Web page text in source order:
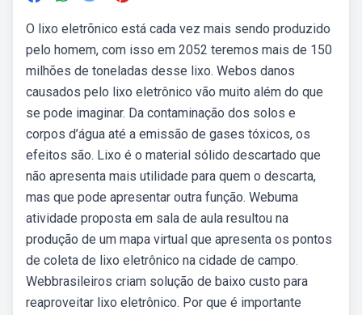
O lixo eletrõnico está cada vez mais sendo produzido
pelo homem, com isso em 2052 teremos mais de 150
milhões de toneladas desse lixo. Webos danos
causados pelo lixo eletrônico vão muito além do que
se pode imaginar. Da contaminação dos solos e
corpos d’água até a emissão de gases tóxicos, os
efeitos são. Lixo é o material sólido descartado que
não apresenta mais utilidade para quem o descarta,
mas que pode apresentar outra função. Webuma
atividade proposta em sala de aula resultou na
produção de um mapa virtual que apresenta os pontos
de coleta de lixo eletrônico na cidade de campo.
Webbrasileiros criam solução de baixo custo para
reaproveitar lixo eletrônico. Por que é importante